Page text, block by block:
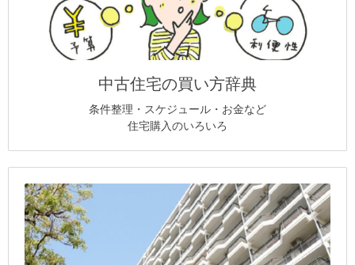
中古住宅の買い方辞典
条件整理・スケジュール・お金など
住宅購入のいろいろ